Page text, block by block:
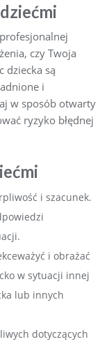
czy Twoja
dziecka są
i
w sposób otwarty
ryzyko błędnej
i szacunek.
i obrażać
w sytuacji innej
lub innych
dotyczących